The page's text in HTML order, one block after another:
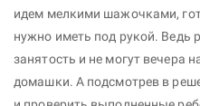
идем мелкими шажочками,
нужно иметь под рукой. Ведь
занятость и не могут вечера
домашки. А подсмотрев в